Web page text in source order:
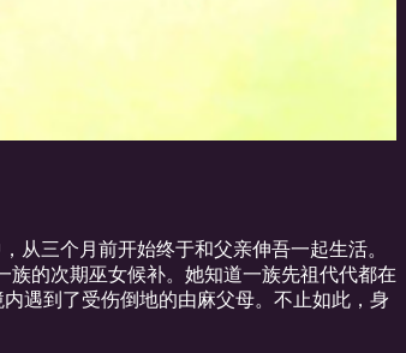
三个月前开始终于和父亲伸吾一起生活。
的次期巫女候补。她知道一族先祖代代都在
遇到了受伤倒地的由麻父母。不止如此，身